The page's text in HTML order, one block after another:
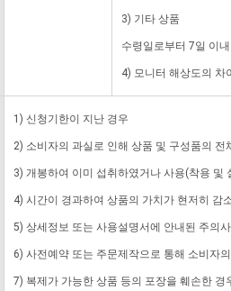
3) 기타 상품
수령일로부터 7일 이
4) 모니터 해상도의 차
1) 신청기한이 지난 경우
2) 소비자의 과실로 인해 상품 및 구성품의
3) 개봉하여 이미 섭취하였거나 사용(착용 및
4) 시간이 경과하여 상품의 가치가 현저히 감
5) 상세정보 또는 사용설명서에 안내된 주의
6) 사전예약 또는 주문제작으로 통해 소비자
7) 복제가 가능한 상품 등의 포장을 훼손한 경